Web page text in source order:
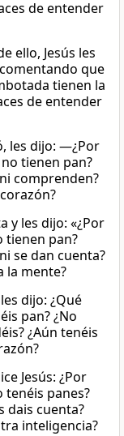
de entender
ello, Jesús les
que
tienen la
de entender
les dijo: —¿Por
tienen pan?
comprenden?
y les dijo: «¿Por
tienen pan?
se dan cuenta?
la mente?
dijo: ¿Qué
pan? ¿No
¿Aún tenéis
Jesús: ¿Por
tenéis panes?
dais cuenta?
inteligencia?